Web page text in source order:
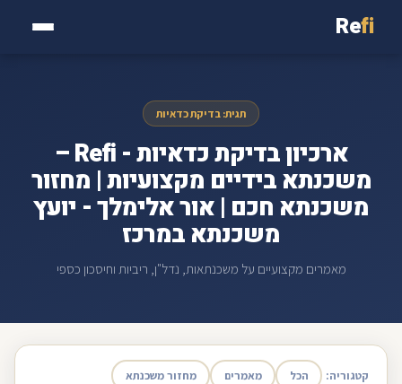
Refi
תגית: בדיקת כדאיות
ארכיון בדיקת כדאיות - Refi –
משכנתא בידיים מקצועיות | מחזור
משכנתא חכם | אור אלימלך - יועץ
משכנתא במרכז
מאמרים מקצועיים על משכנתאות, נדל"ן, ריביות וחיסכון כספי
קטגוריה: הכל מאמרים מחזור משכנתא